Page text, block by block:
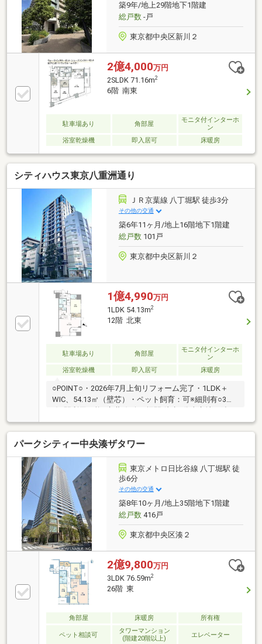
築9年/地上29階地下1階建
総戸数-戸
東京都中央区新川２
2億4,000万円
2SLDK 71.16m2
6階 南東
駐車場あり 角部屋
モニタ付インターホ
ン
浴室乾燥機
即入居可 床暖房
シティハウス東京八重洲通り
ＪＲ京葉線 八丁堀駅 徒歩3分
その他の交通
築6年11ヶ月/地上16階地下1階建
総戸数101戸
東京都中央区新川２
1億4,990万円
1LDK 54.13m2
12階 北東
駐車場あり 角部屋
モニタ付インターホ
ン
浴室乾燥機
即入居可 床暖房
○POINT○・2026年7月上旬リフォーム完了・1LDK＋
WIC、54.13㎡（壁芯）・ペット飼育：可※細則有○3路
比谷線 茅場町駅 徒歩8分東京地下鉄有楽町線 新富町駅
徒歩12分JR山手線 東京駅 徒歩18分○周辺環境○コンビ
ニ ナチュラルローソン新川二丁目店まで60m 徒歩1
分スーパー まいばすけっと新川リバー通り店まで
160m 徒歩2分小学校 中央区立明正小学校まで270m
徒歩4分○○弊社は三井住友信託銀行のグループ会社で
ございます○○住宅ローン、資金計画、お住み替え等、
お気軽にご相談ください
パークシティー中央湊ザタワー
東京メトロ日比谷線 八丁堀駅 徒
歩6分
その他の交通
築8年10ヶ月/地上35階地下1階建
総戸数416戸
東京都中央区湊２
2億9,800万円
3LDK 76.59m2
26階 東
角部屋 床暖房 所有権
ペット相談可
タワーマンション
(階建20階以上)
エレベーター